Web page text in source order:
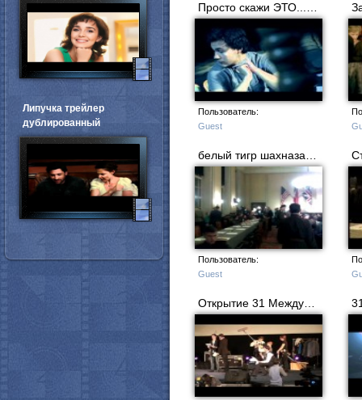
Пользователь:
Guest
Пользователь:
Guest
Липучка трейлер
дублированный